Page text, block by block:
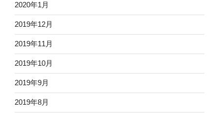
2020年1月
2019年12月
2019年11月
2019年10月
2019年9月
2019年8月